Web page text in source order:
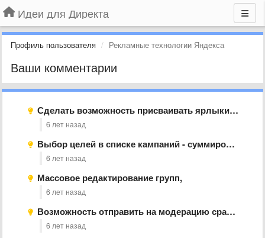
Идеи для Директа
Профиль пользователя Рекламные технологии Яндекса
Ваши комментарии
Сделать возможность присваивать ярлыки и комментарии на всех уровнях
6 лет назад
Выбор целей в списке кампаний - суммировать статистику
6 лет назад
Массовое редактирование групп,
6 лет назад
Возможность отправить на модерацию сразу несколько РК
6 лет назад